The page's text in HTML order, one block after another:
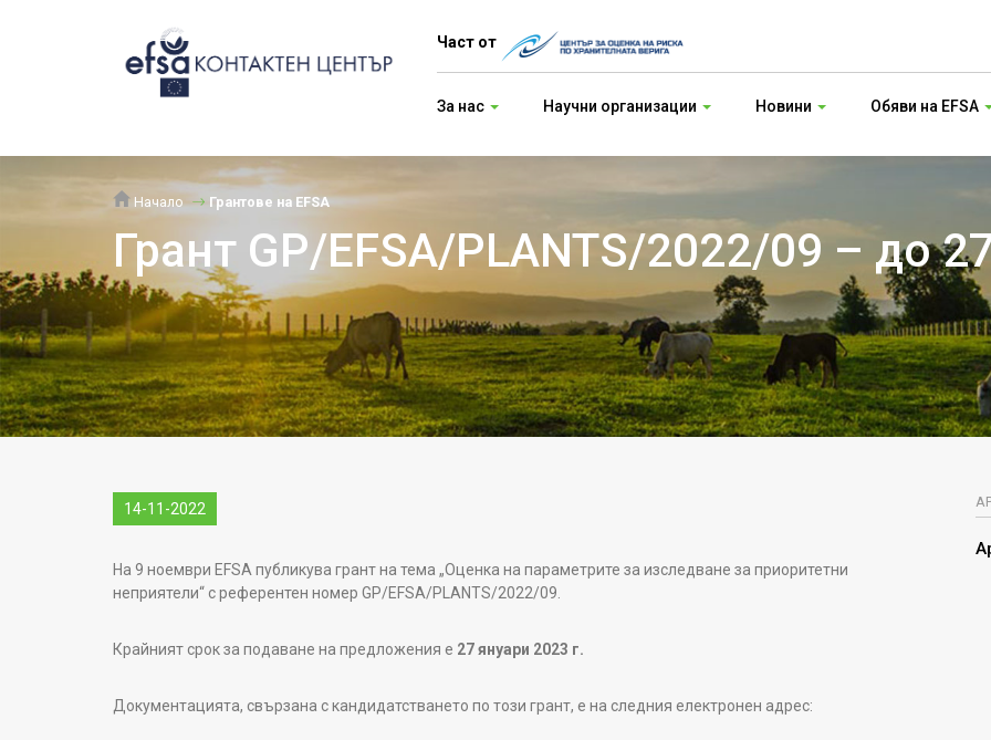
Част от
За нас Научни организации Новини Обяви на EFSA
Начало Грантове на EFSA
Грант GP/EFSA/PLANTS/2022/09 – до
14-11-2022
На 9 ноември EFSA публикува грант на тема „Оценка на параметрите за изследване за приоритетни
неприятели“ с референтен номер GP/EFSA/PLANTS/2022/09.
Крайният срок за подаване на предложения е 27 януари 2023 г.
Документацията, свързана с кандидатстването по този грант, е на следния електронен адрес: